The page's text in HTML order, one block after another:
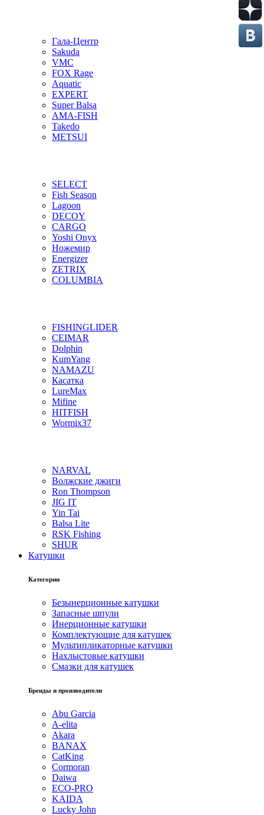
Гала-Центр
Sakuda
VMC
FOX Rage
Aquatic
EXPERT
Super Balsa
AMA-FISH
Takedo
METSUI
SELECT
Fish Season
Lagoon
DECOY
CARGO
Yoshi Onyx
Ножемир
Energizer
ZETRIX
COLUMBIA
FISHINGLIDER
CEIMAR
Dolphin
KumYang
NAMAZU
Касатка
LureMax
Mifine
HITFISH
Wormix37
NARVAL
Волжские джиги
Ron Thompson
JIG IT
Yin Tai
Balsa Lite
RSK Fishing
SHUR
Катушки
Категории
Безынерционные катушки
Запасные шпули
Инерционные катушки
Комплектующие для катушек
Мультипликаторные катушки
Нахлыстовые катушки
Смазки для катушек
Бренды и производители
Abu Garcia
A-elita
Akara
BANAX
CatKing
Cormoran
Daiwa
ECO-PRO
KAIDA
Lucky John